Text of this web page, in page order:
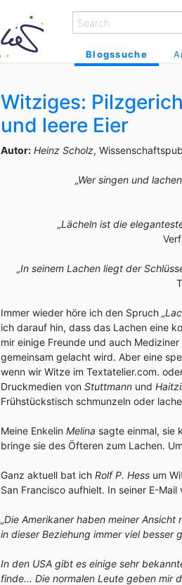
Blogssuche
Witziges:
und leere Eier
Autor: Heinz Scholz,
„Wer singen und
„Lächeln ist die
„In seinem Lachen liegt der
Immer wieder höre ich den Spruch
ich darauf hin, dass das Lachen eine
mir einige Freunde und auch
gemeinsam gelacht wird. Aber eine
wenn wir Witze im Textatelier.com.
Druckmedien von Stuttmann und
Frühstückstisch schmunzeln oder
Meine Enkelin Melina sagte einmal, sie
bringe sie des Öfteren zum Lachen.
Ganz aktuell bat ich Rolf P. Hess um
San Francisco aufhielt. In seiner E-Mail
„Die Amerikaner haben meiner
in dieser Beziehung immer viel besser
In den USA gibt es einige sehr
finde... Die normalen Leute geben mir